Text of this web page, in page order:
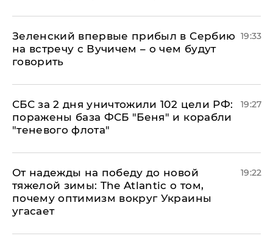
Зеленский впервые прибыл в Сербию
на встречу с Вучичем – о чем будут
говорить
19:33
СБС за 2 дня уничтожили 102 цели РФ:
поражены база ФСБ "Беня" и корабли
"теневого флота"
19:27
От надежды на победу до новой
тяжелой зимы: The Atlantic о том,
почему оптимизм вокруг Украины
угасает
19:22